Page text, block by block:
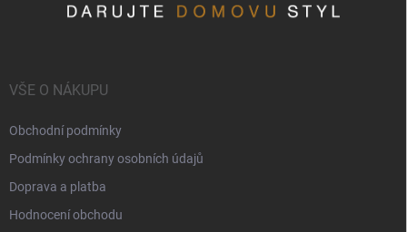
VŠE O NÁKUPU
Obchodní podmínky
Podmínky ochrany osobních údajů
Doprava a platba
Hodnocení obchodu